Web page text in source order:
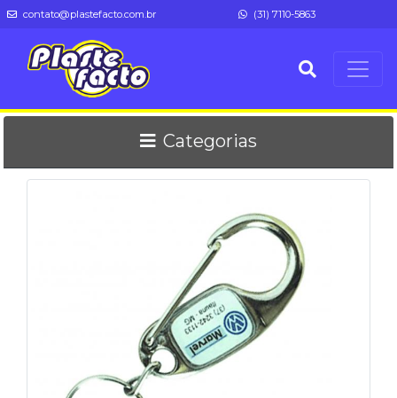
contato@plastefacto.com.br (31) 7110-5863
Categorias